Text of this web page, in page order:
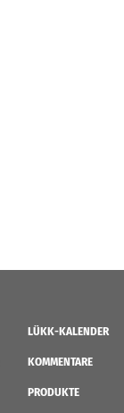
LÜKK-KALENDER
KOMMENTARE
PRODUKTE